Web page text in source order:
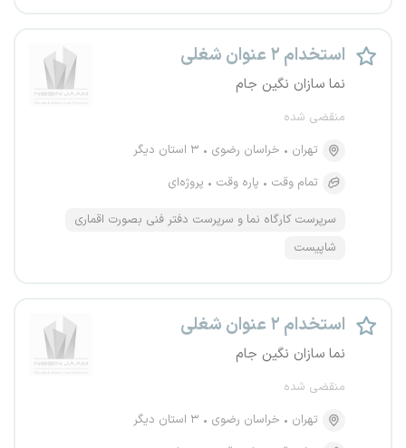
استخدام ۲ عنوان شغلی
نما سازان نگین جام
منقضی شده
تهران
خراسان رضوی
۳ استان دیگر
تمام وقت
پاره وقت پروژه‌ای
سرپرست کارگاه نما و سرپرست دفتر فنی بصورت اقماری
شاپیست
استخدام ۲ عنوان شغلی
نما سازان نگین جام
منقضی شده
تهران
خراسان رضوی
۳ استان دیگر